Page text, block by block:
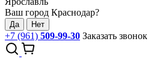
Ваш город Краснодар?
Да Нет
+7 (961) 509-99-30 Заказать звонок